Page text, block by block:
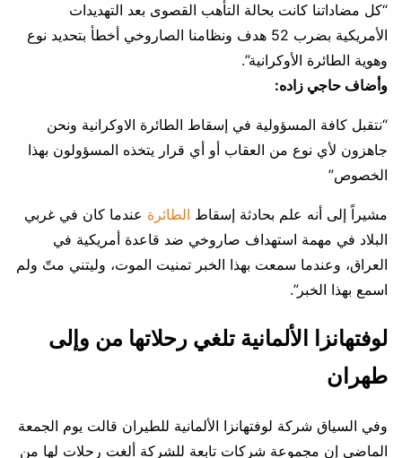
“كل مضاداتنا كانت بحالة التأهب القصوى بعد التهديدات
الأمريكية بضرب 52 هدف ونظامنا الصاروخي أخطأ بتحديد نوع
وهوية الطائرة الأوكرانية”.
وأضاف حاجي زاده:
“نتقبل كافة المسؤولية في إسقاط الطائرة الاوكرانية ونحن
جاهزون لأي نوع من العقاب أو أي قرار يتخذه المسؤولون بهذا
الخصوص”
مشيراً إلى أنه علم بحادثة إسقاط الطائرة عندما كان في غربي
البلاد في مهمة استهداف صاروخي ضد قاعدة أمريكية في
العراق، وعندما سمعت بهذا الخبر تمنيت الموت، وليتني متّ ولم
اسمع بهذا الخبر”.
لوفتهانزا الألمانية تلغي رحلاتها من وإلى
طهران
وفي السياق شركة لوفتهانزا الألمانية للطيران قالت يوم الجمعة
الماضي إن مجموعة شركات تابعة للشركة ألغت رحلات لها من